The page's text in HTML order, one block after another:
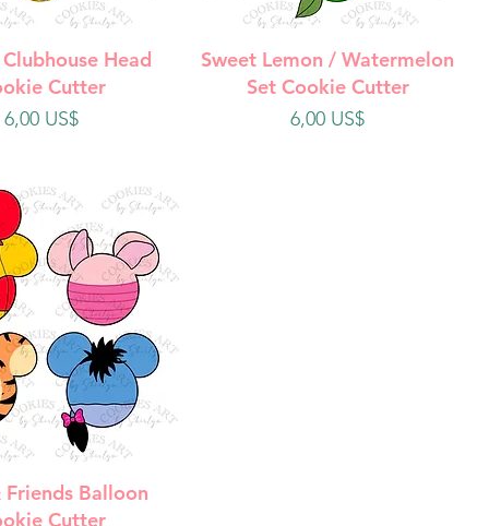
rápida Head
Cutter
Precio
6,00 US$
Vista rápida
Sweet Lemon / Watermelon
Set Cookie Cutter
Precio
6,00 US$
rápida
Friends Balloon
Cutter